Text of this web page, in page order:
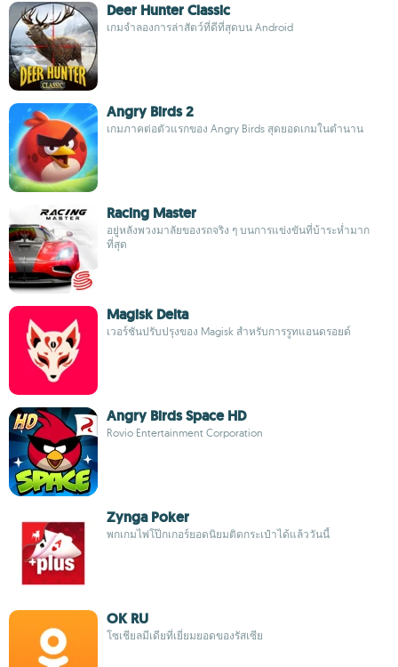
Deer Hunter Classic
เกมจำลองการล่าสัตว์ที่ดีที่สุดบน Android
Angry Birds 2
เกมภาคต่อตัวแรกของ Angry Birds สุดยอดเกมในตำนาน
Racing Master
อยู่หลังพวงมาลัยของรถจริง ๆ บนการแข่งขันที่บ้าระห่ำมาก
ที่สุด
Magisk Delta
เวอร์ชันปรับปรุงของ Magisk สำหรับการรูทแอนดรอยด์
Angry Birds Space HD
Rovio Entertainment Corporation
Zynga Poker
พกเกมไพ่โป๊กเกอร์ยอดนิยมติดกระเป๋าได้แล้ววันนี้
OK RU
โซเชียลมีเดียที่เยี่ยมยอดของรัสเซีย